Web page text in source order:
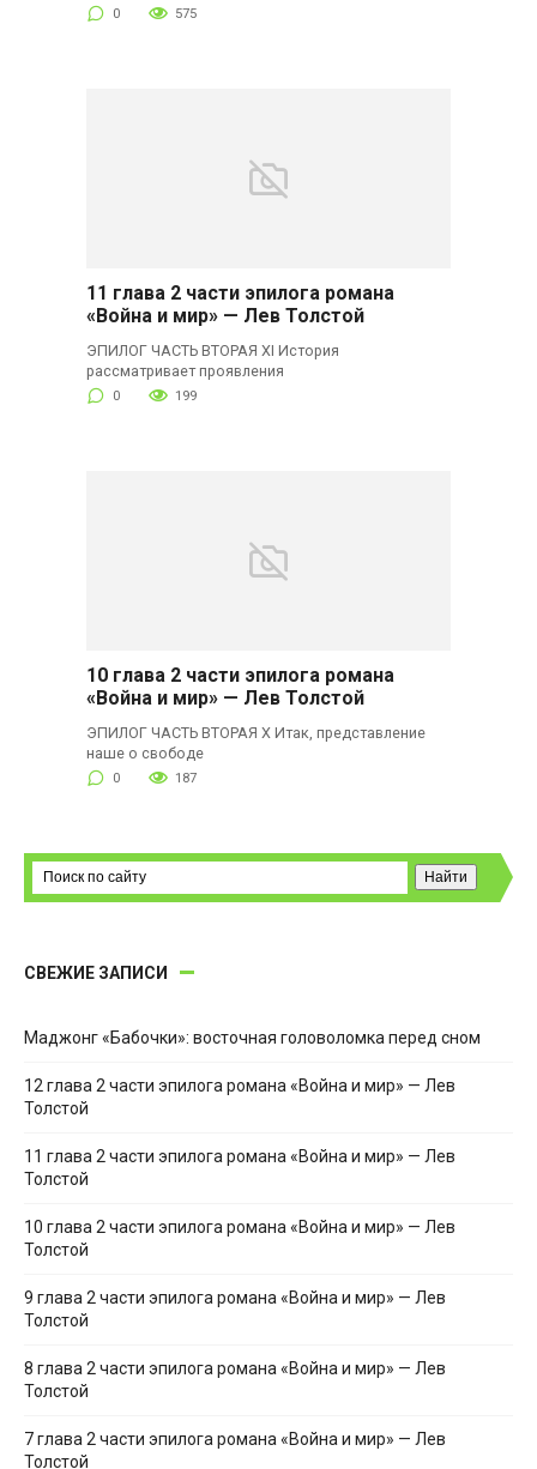
0 575
11 глава 2 части эпилога романа
«Война и мир» — Лев Толстой
ЭПИЛОГ ЧАСТЬ ВТОРАЯ XI История
рассматривает проявления
0 199
10 глава 2 части эпилога романа
«Война и мир» — Лев Толстой
ЭПИЛОГ ЧАСТЬ ВТОРАЯ X Итак, представление
наше о свободе
0 187
СВЕЖИЕ ЗАПИСИ
Маджонг «Бабочки»: восточная головоломка перед сном
12 глава 2 части эпилога романа «Война и мир» — Лев
Толстой
11 глава 2 части эпилога романа «Война и мир» — Лев
Толстой
10 глава 2 части эпилога романа «Война и мир» — Лев
Толстой
9 глава 2 части эпилога романа «Война и мир» — Лев
Толстой
8 глава 2 части эпилога романа «Война и мир» — Лев
Толстой
7 глава 2 части эпилога романа «Война и мир» — Лев
Толстой